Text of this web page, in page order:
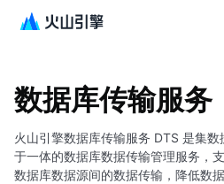
数据库传输服务
数据库传输服务
火山引擎数据库传输服务 DTS 是集
于一体的数据库数据传输管理服务，
数据库数据源间的数据传输，降低数